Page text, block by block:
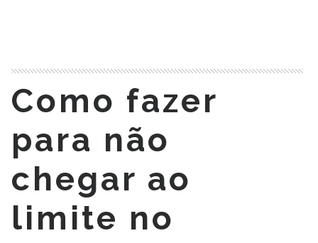
Como fazer
para não
chegar ao
limite no